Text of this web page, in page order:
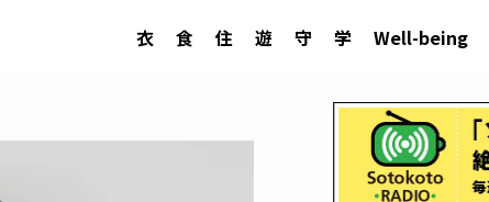
衣 食 住 遊 守 学 Well-being